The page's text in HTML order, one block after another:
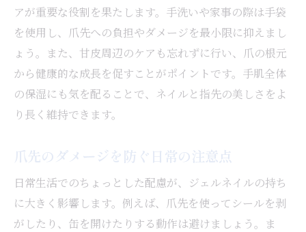
アが重要な役割を果たします。手洗いや家事の際は手袋
を使用し、爪先への負担やダメージを最小限に抑えまし
ょう。また、甘皮周辺のケアも忘れずに行い、爪の根元
から健康的な成長を促すことがポイントです。手肌全体
の保湿にも気を配ることで、ネイルと指先の美しさをよ
り長く維持できます。
爪先のダメージを防ぐ日常の注意点
日常生活でのちょっとした配慮が、ジェルネイルの持ち
に大きく影響します。例えば、爪先を使ってシールを剥
がしたり、缶を開けたりする動作は避けましょう。ま